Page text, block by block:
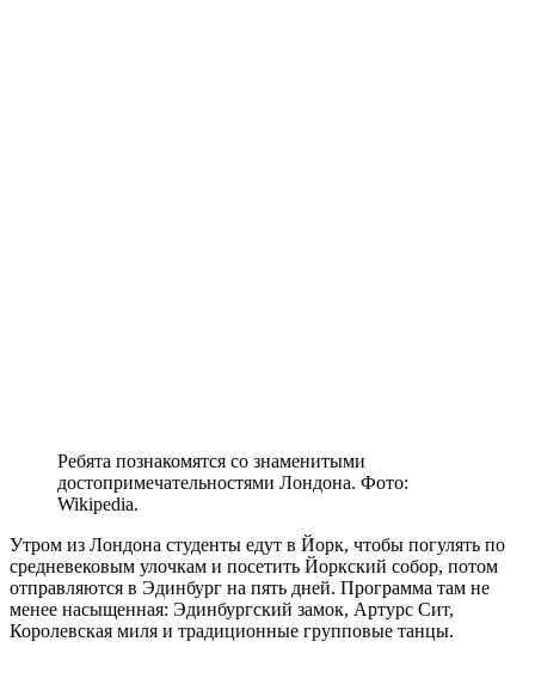
Ребята познакомятся со знаменитыми
достопримечательностями Лондона. Фото:
Wikipedia.
Утром из Лондона студенты едут в Йорк, чтобы погулять по
средневековым улочкам и посетить Йоркский собор, потом
отправляются в Эдинбург на пять дней. Программа там не
менее насыщенная: Эдинбургский замок, Артурс Сит,
Королевская миля и традиционные групповые танцы.